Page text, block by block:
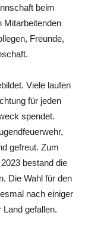
beim
Mitarbeitenden
Freunde,
Viele laufen
für jeden
spendet.
gefreut. Zum
bestand die
Die Wahl für den
nach einiger
gefallen.